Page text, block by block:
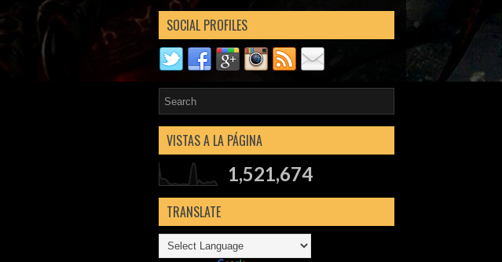
SOCIAL PROFILES
VISTAS A LA PÁGINA
1,521,674
TRANSLATE